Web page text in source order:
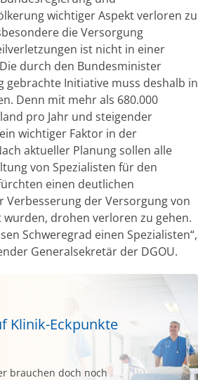
wichtiger Aspekt verloren zu
die Versorgung
ist nicht in einer
durch den Bundesminister
gebrachte Initiative muss deshalb in
Denn mit mehr als 680.000
pro Jahr und steigender
wichtiger Faktor in der
aktueller Planung sollen alle
von Spezialisten für den
einen deutlichen
der Versorgung von
drohen verloren zu gehen.
Schweregrad einen Spezialisten“,
Generalsekretär der DGOU.
Klinik-Eckpunkte
brauchen doch noch